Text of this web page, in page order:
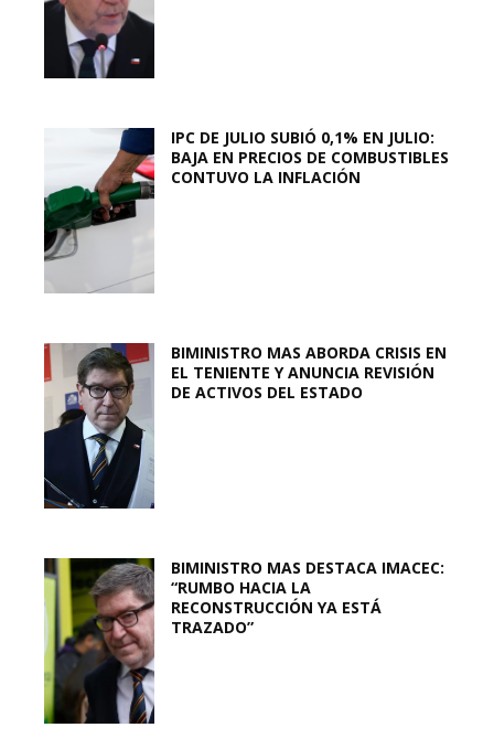
IPC DE JULIO SUBIÓ 0,1% EN JULIO:
BAJA EN PRECIOS DE COMBUSTIBLES
CONTUVO LA INFLACIÓN
BIMINISTRO MAS ABORDA CRISIS EN
EL TENIENTE Y ANUNCIA REVISIÓN
DE ACTIVOS DEL ESTADO
BIMINISTRO MAS DESTACA IMACEC:
“RUMBO HACIA LA
RECONSTRUCCIÓN YA ESTÁ
TRAZADO”